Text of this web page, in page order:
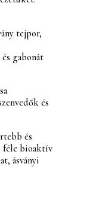
tejpor,
gabonát
és
és
féle bioaktív
ásványi